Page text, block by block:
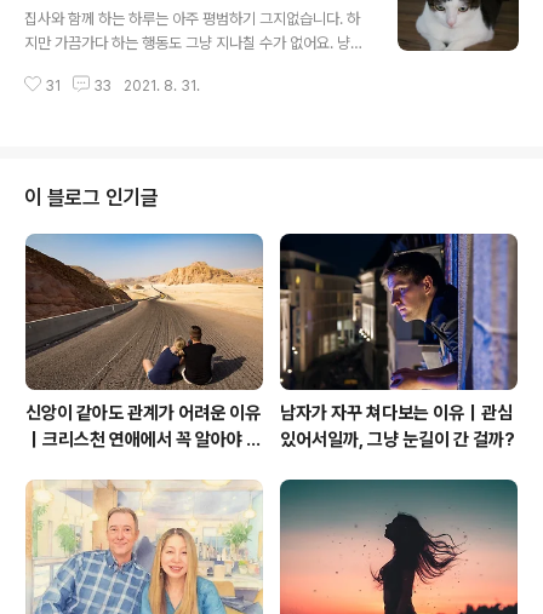
이님은 살이 많이 쪄서 턱이 아예 보이지 않아요. ㅠㅠ 옆모
습 시선 카메라 정면을 바라보지 않아도 멋진 각도가 완성
해요. 얼마나 예뻐요? 바로 이런 모습에 더 반하게 되는 거
집사와 함께 하는 하루는 아주 평범하기 그지없습니다. 하
지만 가끔가다 하는 행동도 그냥 지나칠 수가 없어요. 냥이
런 모습이 집사 마음을 또 움직이게 하네요. 어떤 예쁜 자세
정되어 있어요. 마치 착한 냥이님 상을 줘야 할 것 같은데
요? 집사야. 나 오늘 예쁘지? 정말 눈부신 외모에 반하겠군
요. 꼬리를 내리시고 옆을 바라보는 표정도 예뻐요. 깊이 관
찰하는 듯한 표정도 멋지고요. 매의 눈이 여기 있었군요. 여
전히 집사를 향한 시선이 고정됐습니다. 사랑은 서로의 눈
을 보면 알 수가 있어요..
31 33 2021. 8. 31.
이 블로그 인기글
신앙이 같아도 관계가 어려운 이유
｜크리스천 연애에서 꼭 알아야 할
남자가 자꾸 쳐다보는 이유｜관심
있어서일까, 그냥 눈길이 간 걸까?